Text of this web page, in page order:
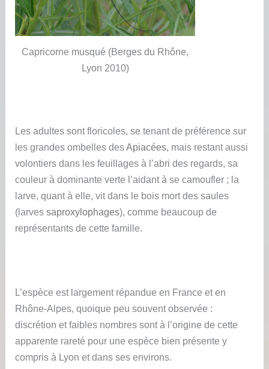
Capricorne musqué (Berges du Rhône,
Lyon 2010)
Les adultes sont floricoles, se tenant de préférence sur
les grandes ombelles desApiacées, mais restant aussi
volontiers dans les feuillages à l’abri des regards, sa
couleur à dominante verte l’aidant à se camoufler ; la
larve, quant à elle, vit dans le bois mort des saules
(larvessaproxylophages), comme beaucoup de
représentants de cette famille.
L’espèce est largement répandue en France et en
Rhône-Alpes, quoique peu souvent observée :
discrétion et faibles nombres sont à l’origine de cette
apparente rareté pour une espèce bien présente y
compris à Lyon et dans ses environs.